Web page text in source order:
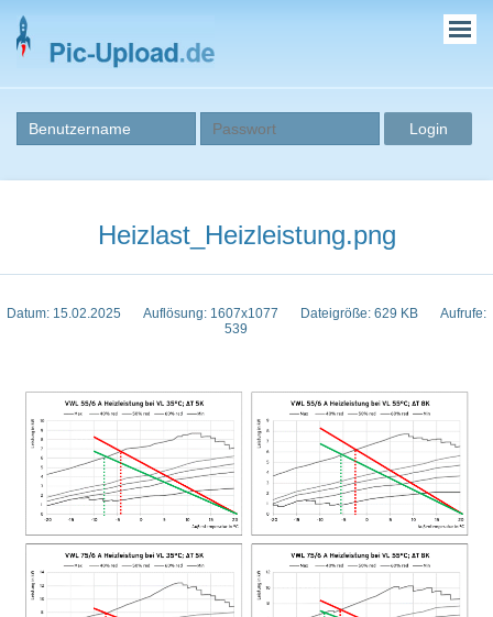
Heizlast_Heizleistung.png
Datum: 15.02.2025 Auflösung: 1607x1077 Dateigröße: 629 KB
Aufrufe:
539